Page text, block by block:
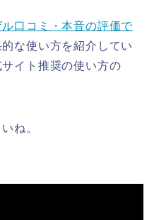
口コミ・本音の評価で
な使い方を紹介してい
イト推奨の使い方の
ね。